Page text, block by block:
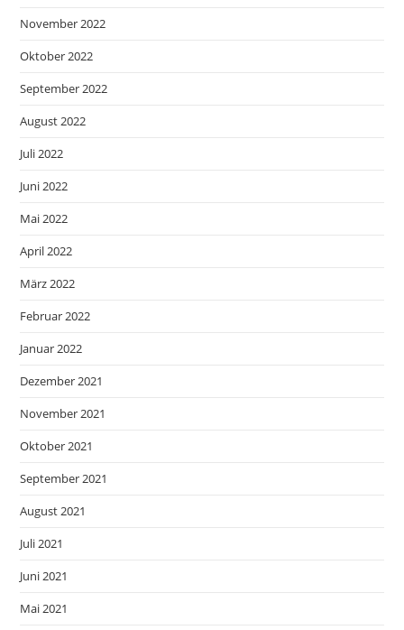
November 2022
Oktober 2022
September 2022
August 2022
Juli 2022
Juni 2022
Mai 2022
April 2022
März 2022
Februar 2022
Januar 2022
Dezember 2021
November 2021
Oktober 2021
September 2021
August 2021
Juli 2021
Juni 2021
Mai 2021